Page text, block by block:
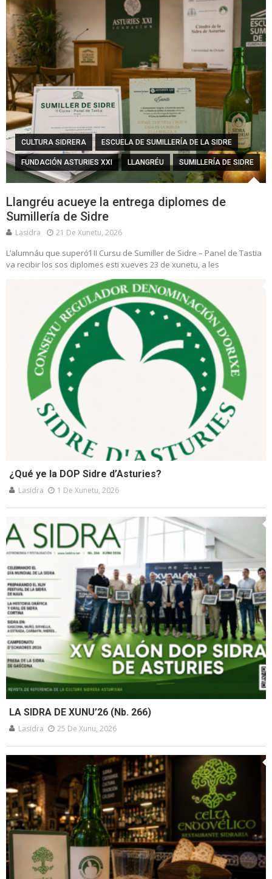
CULTURA SIDRERA ESCUELA DE SUMILLERÍA DE LA SIDRE
FUNDACIÓN ASTURIES XXI LLANGRÉU SUMILLERÍA DE SIDRE
Llangréu acueye la entrega diplomes de
Sumillería de Sidre
Lasidra 21 De Xunetu, 2026
L’alumnáu que superó’l II Cursu de Sumiller de Sidre – Panel de Tastia
va recibir los sos diplomes esti xueves 23 de xunetu, a les
¿Qué ye la DOP Sidre d’Asturies?
Lasidra 1 De Xunetu, 2026
LA SIDRA DE XUNU’26 (Nb. 266)
Lasidra 25 De Xunu, 2026